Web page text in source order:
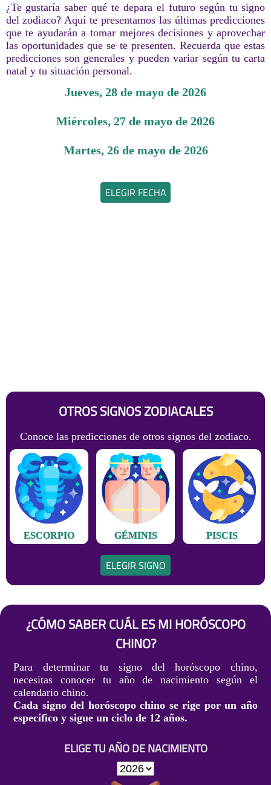
¿Te gustaría saber qué te depara el futuro según tu signo
del zodiaco? Aquí te presentamos las últimas predicciones
que te ayudarán a tomar mejores decisiones y aprovechar
las oportunidades que se te presenten. Recuerda que estas
predicciones son generales y pueden variar según tu carta
natal y tu situación personal.
jueves, 28 de mayo de 2026
miércoles, 27 de mayo de 2026
martes, 26 de mayo de 2026
ELEGIR FECHA
OTROS SIGNOS ZODIACALES
Conoce las predicciones de otros signos del zodiaco.
ESCORPIO GÉMINIS PISCIS
ELEGIR SIGNO
¿CÓMO SABER CUÁL ES MI HORÓSCOPO
CHINO?
Para determinar tu signo del horóscopo chino,
necesitas conocer tu año de nacimiento según el
calendario chino.
Cada signo del horóscopo chino se rige por un año
específico y sigue un ciclo de 12 años.
ELIGE TU AÑO DE NACIMIENTO